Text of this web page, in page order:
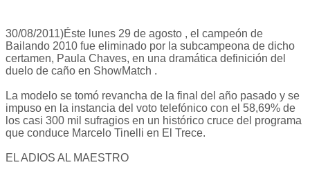
30/08/2011)Éste lunes 29 de agosto , el campeón de
Bailando 2010 fue eliminado por la subcampeona de dicho
certamen, Paula Chaves, en una dramática definición del
duelo de caño en ShowMatch .
La modelo se tomó revancha de la final del año pasado y se
impuso en la instancia del voto telefónico con el 58,69% de
los casi 300 mil sufragios en un histórico cruce del programa
que conduce Marcelo Tinelli en El Trece.
EL ADIOS AL MAESTRO